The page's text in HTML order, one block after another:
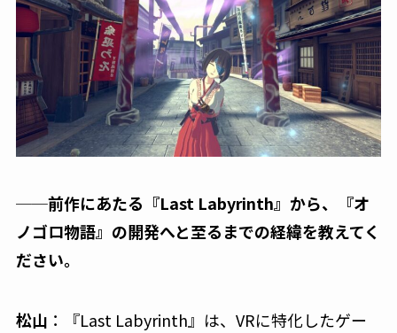
──前作にあたる『Last Labyrinth』から、『オ
ノゴロ物語』の開発へと至るまでの経緯を教えてく
ださい。
松山 ：『Last Labyrinth』は、VRに特化したゲー